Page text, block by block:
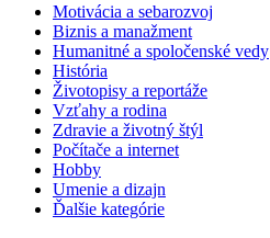
Motivácia a sebarozvoj
Biznis a manažment
Humanitné a spoločenské vedy
História
Životopisy a reportáže
Vzťahy a rodina
Zdravie a životný štýl
Počítače a internet
Hobby
Umenie a dizajn
Ďalšie kategórie